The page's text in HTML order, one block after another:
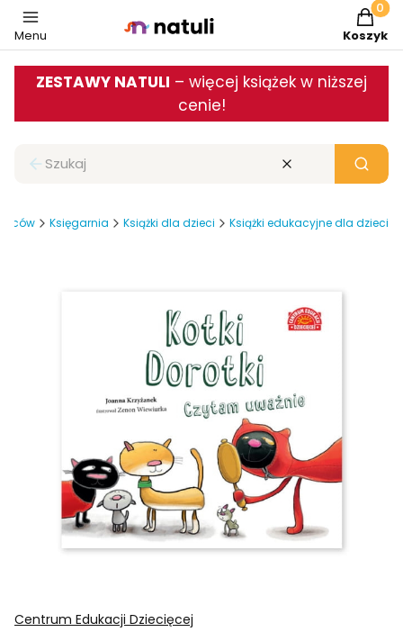
Menu Koszyk
ZESTAWY NATULI – więcej książek w niższej
cenie!
Zamknij wyszukiwarkę Wyczyść Szukaj
Księgarnia Książki dla dzieci Książki edukacyjne dla dzieci
Centrum Edukacji Dziecięcej